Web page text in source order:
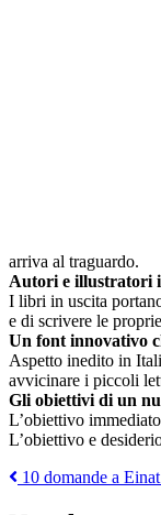
arriva al traguardo.
Autori e illustratori
I libri in uscita
e di scrivere le
Un font innovativo
Aspetto inedito in
avvicinare i piccoli
Gli obiettivi di un
L’obiettivo
L’obiettivo e
Navigazione
10 domande a